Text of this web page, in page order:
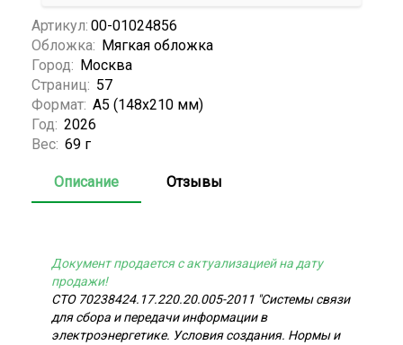
Артикул: 00-01024856
Обложка: Мягкая обложка
Город: Москва
Страниц: 57
Формат: А5 (148x210 мм)
Год: 2026
Вес: 69 г
Описание Отзывы
Документ продается с актуализацией на дату
продажи!
СТО 70238424.17.220.20.005-2011 "Системы связи
для сбора и передачи информации в
электроэнергетике. Условия создания. Нормы и